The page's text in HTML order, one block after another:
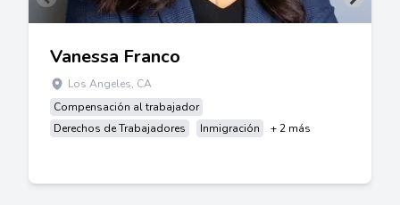
Vanessa Franco
Los Angeles, CA
Compensación al trabajador
Derechos de Trabajadores
Inmigración + 2 más